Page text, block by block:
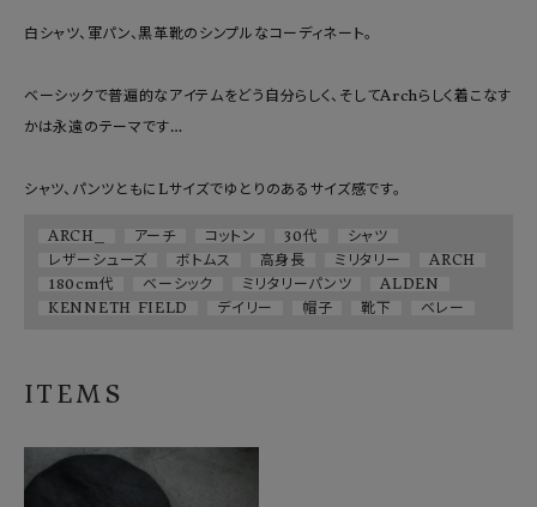
白シャツ、軍パン、黒革靴のシンプルなコーディネート。
ベーシックで普遍的なアイテムをどう自分らしく、そしてArchらしく着こなす
かは永遠のテーマです…
ARCH_ アーチ コットン 30代
シャツ
レザーシューズ
ボトムス 高身長 ミリタリー
ARCH
180cm代
ベーシック ミリタリーパンツ
ALDEN
KENNETH FIELD
デイリー 帽子 靴下 ベレー
ITEMS